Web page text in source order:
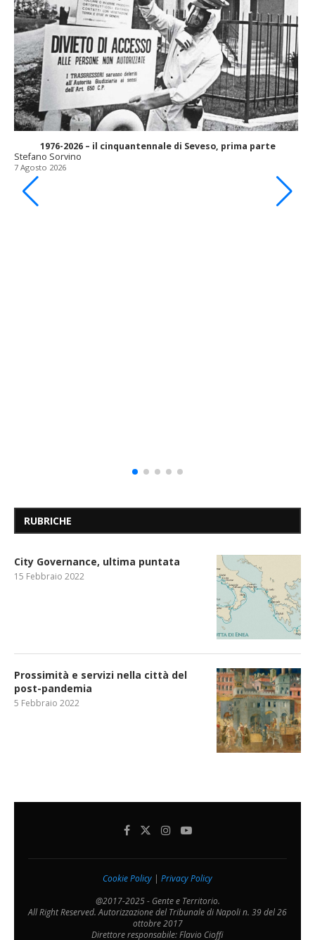
1976-2026 – il cinquantennale di Seveso, prima parte
Stefano Sorvino
7 Agosto 2026
RUBRICHE
City Governance, ultima puntata
15 Febbraio 2022
Prossimità e servizi nella città del
post-pandemia
5 Febbraio 2022
Cookie Policy
Privacy Policy
@2017-2025 - Gente e Territorio.
All Right Reserved. Autorizzazione del Tribunale di Napoli n. 39 del 26
ottobre 2017
Direttore responsabile: Flavio Cioffi